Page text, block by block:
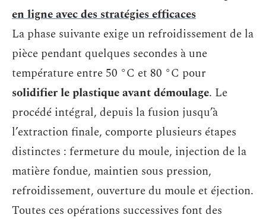
en ligne avec des stratégies efficaces
La phase suivante exige un refroidissement de la
pièce pendant quelques secondes à une
température entre 50 °C et 80 °C pour
solidifier le plastique avant démoulage. Le
procédé intégral, depuis la fusion jusqu’à
l’extraction finale, comporte plusieurs étapes
distinctes : fermeture du moule, injection de la
matière fondue, maintien sous pression,
refroidissement, ouverture du moule et éjection.
Toutes ces opérations successives font des